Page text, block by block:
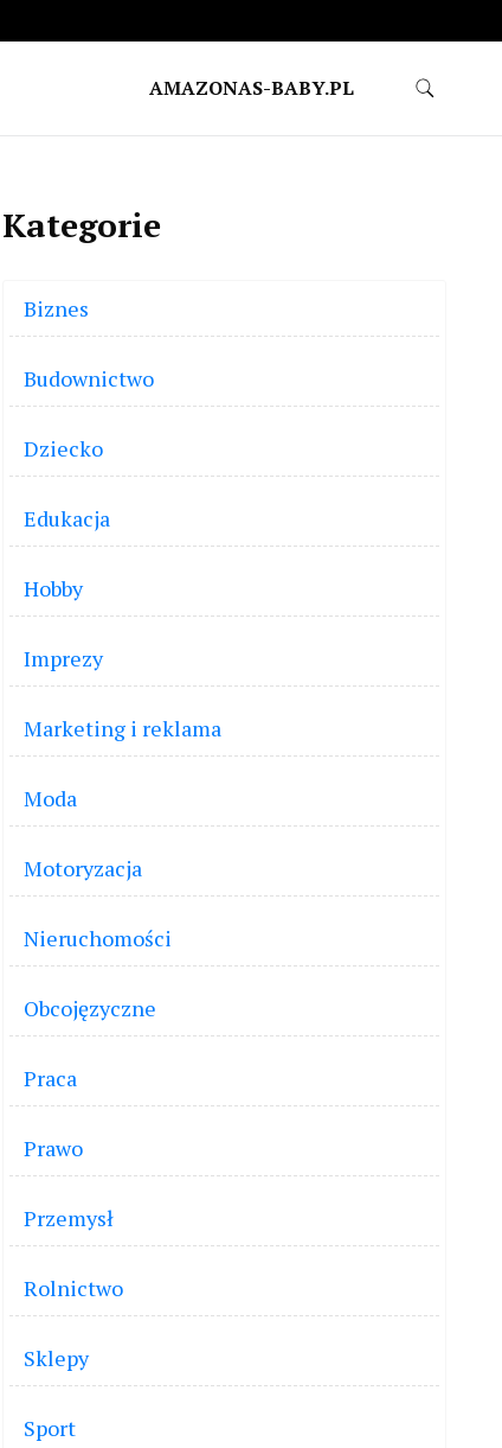
AMAZONAS-BABY.PL
Kategorie
Biznes
Budownictwo
Dziecko
Edukacja
Hobby
Imprezy
Marketing i reklama
Moda
Motoryzacja
Nieruchomości
Obcojęzyczne
Praca
Prawo
Przemysł
Rolnictwo
Sklepy
Sport